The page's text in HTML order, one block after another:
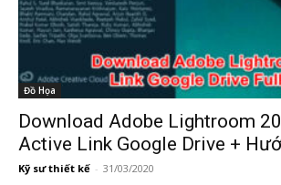
Đồ Họa
Download Adobe Lightroom
Active Link Google Drive +
Kỹ sư thiết kế - 31/03/2020